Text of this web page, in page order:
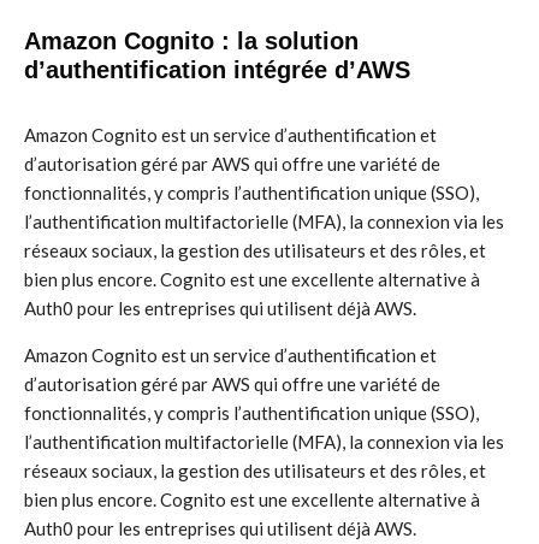
Amazon Cognito : la solution
d’authentification intégrée d’AWS
Amazon Cognito est un service d’authentification et
d’autorisation géré par AWS qui offre une variété de
fonctionnalités, y compris l’authentification unique (SSO),
l’authentification multifactorielle (MFA), la connexion via les
réseaux sociaux, la gestion des utilisateurs et des rôles, et
bien plus encore. Cognito est une excellente alternative à
Auth0 pour les entreprises qui utilisent déjà AWS.
Amazon Cognito est un service d’authentification et
d’autorisation géré par AWS qui offre une variété de
fonctionnalités, y compris l’authentification unique (SSO),
l’authentification multifactorielle (MFA), la connexion via les
réseaux sociaux, la gestion des utilisateurs et des rôles, et
bien plus encore. Cognito est une excellente alternative à
Auth0 pour les entreprises qui utilisent déjà AWS.